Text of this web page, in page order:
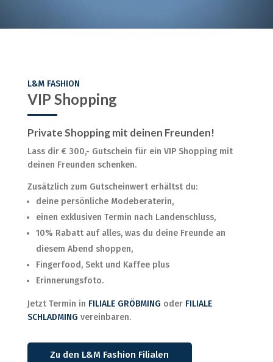
L&M FASHION
VIP Shopping
Private Shopping mit deinen Freunden!
Lass dir € 300,- Gutschein für ein VIP Shopping mit
deinen Freunden schenken.
Zusätzlich zum Gutscheinwert erhältst du:
deine persönliche Modeberaterin,
einen exklusiven Termin nach Landenschluss,
10% Rabatt auf alles, was du deine Freunde an
diesem Abend shoppen,
Fingerfood, Sekt und Kaffee plus
Erinnerungsfoto.
Jetzt Termin in FILIALE GRÖBMING oder FILIALE
SCHLADMING vereinbaren.
Zu den L&M Fashion Filialen